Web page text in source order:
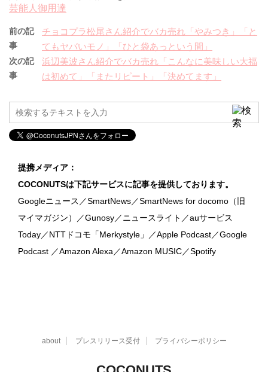
芸能人御用達
前の記
事
チョコプラ松尾さん紹介でバカ売れ「やみつき」「と
てもヤバいモノ」「ひと袋あっという間」
次の記
事
浜辺美波さん紹介でバカ売れ「こんなに美味しい大福
は初めて」「またリピート」「決めてます」
提携メディア：
COCONUTSは下記サービスに記事を提供しております。
Googleニュース／SmartNews／SmartNews for docomo（旧
マイマガジン）／Gunosy／ニュースライト／auサービス
Today／NTTドコモ「Merkystyle」／Apple Podcast／Google
Podcast ／Amazon Alexa／Amazon MUSIC／Spotify
about プレスリリース受付 プライバシーポリシー